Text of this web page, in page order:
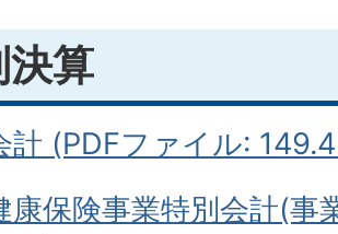
算
計 (PDFファイル:
康保険事業特別会計(事